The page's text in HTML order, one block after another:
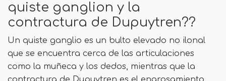
quiste ganglion y la
contractura de Dupuytren??
Un quiste ganglio es un bulto elevado no ilonal
que se encuentra cerca de las articulaciones
como la muñeca y los dedos, mientras que la